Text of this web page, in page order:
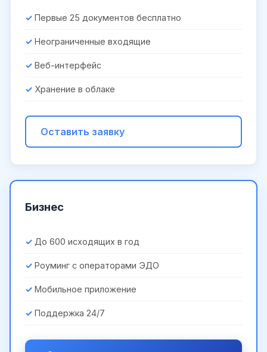
Первые 25 документов бесплатно
Неограниченные входящие
Веб-интерфейс
Хранение в облаке
Оставить заявку
Бизнес
До 600 исходящих в год
Роуминг с операторами ЭДО
Мобильное приложение
Поддержка 24/7